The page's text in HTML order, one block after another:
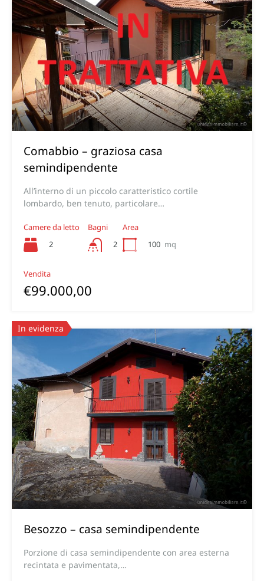
Comabbio – graziosa casa
semindipendente
All’interno di un piccolo caratteristico cortile
lombardo, ben tenuto, particolare…
Camere da letto
2
Bagni
2
Area
100 mq
Vendita
€99.000,00
In evidenza
Besozzo – casa semindipendente
Porzione di casa semindipendente con area esterna
recintata e pavimentata,…